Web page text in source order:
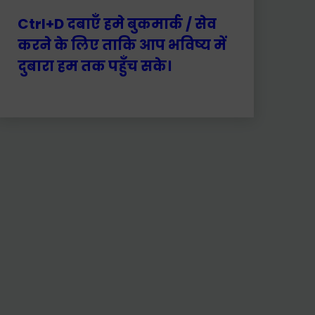
Ctrl+D दबाएँ हमे बुकमार्क / सेव
करने के लिए ताकि आप भविष्य में
दुबारा हम तक पहुँच सके।